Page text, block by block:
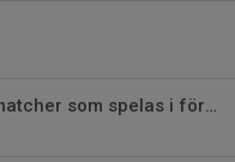
Förtydligande angående matcher som spelas i förtid